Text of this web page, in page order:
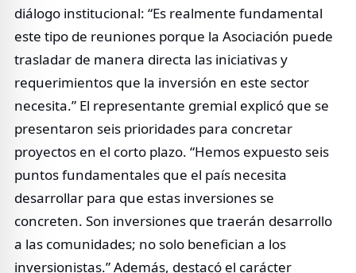
diálogo institucional: “Es realmente fundamental
este tipo de reuniones porque la Asociación puede
trasladar de manera directa las iniciativas y
requerimientos que la inversión en este sector
necesita.” El representante gremial explicó que se
presentaron seis prioridades para concretar
proyectos en el corto plazo. “Hemos expuesto seis
puntos fundamentales que el país necesita
desarrollar para que estas inversiones se
concreten. Son inversiones que traerán desarrollo
a las comunidades; no solo benefician a los
inversionistas.” Además, destacó el carácter